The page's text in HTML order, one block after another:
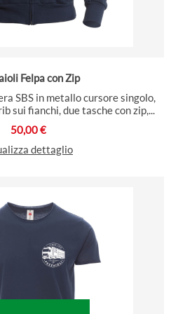
Felpa con Zip
SBS in metallo cursore singolo,
sui fianchi, due tasche con zip,...
50,00 €
dettaglio